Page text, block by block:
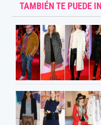
TAMBIÉN TE PUEDE